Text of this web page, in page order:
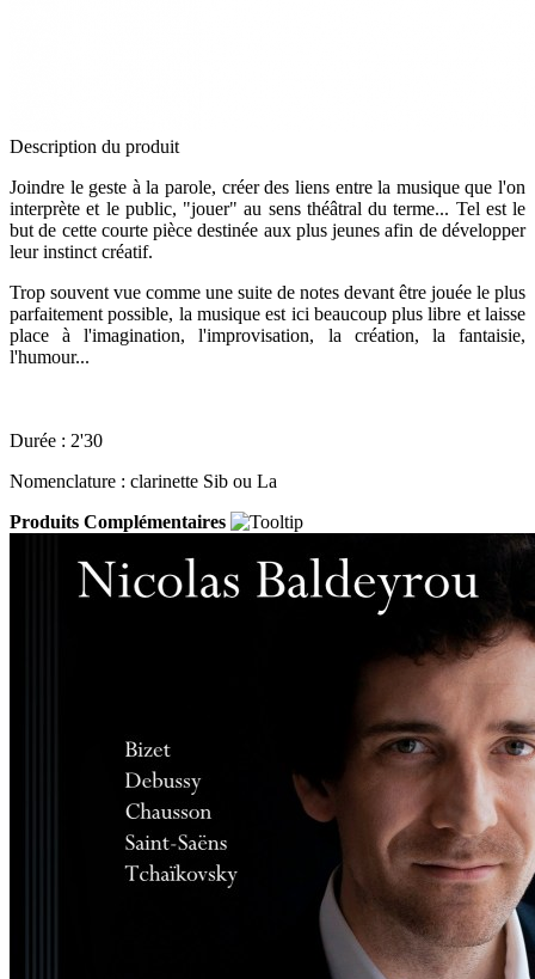
Description du produit
Joindre le geste à la parole, créer des liens entre la musique que l'on
interprète et le public, "jouer" au sens théâtral du terme... Tel est le
but de cette courte pièce destinée aux plus jeunes afin de développer
leur instinct créatif.
Trop souvent vue comme une suite de notes devant être jouée le plus
parfaitement possible, la musique est ici beaucoup plus libre et laisse
place à l'imagination, l'improvisation, la création, la fantaisie,
l'humour...
Durée : 2'30
Nomenclature : clarinette Sib ou La
Produits Complémentaires